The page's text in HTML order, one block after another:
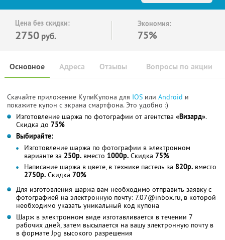
Цена без скидки:
2750 руб.
Экономия:
75%
Основное Отзывы Вопросы по акции
Адреса
Скачайте приложение КупиКупона для IOS или Android и
покажите купон с экрана смартфона. Это удобно :)
Изготовление шаржа по фотографии от агентства «Визард».
Скидка до 75%
Выбирайте:
Изготовление шаржа по фотографии в электронном
варианте за 250р. вместо 1000р. Скидка 75%
Написание шаржа в цвете, в технике пастель за 820р. вместо
2750р. Скидка 70%
Для изготовления шаржа вам необходимо отправить заявку с
фотографией на электронную почту: 7.07@inbox.ru, в которой
необходимо указать уникальный код купона
Шарж в электронном виде изготавливается в течении 7
рабочих дней, затем высылается на вашу электронную почту в
в формате Jpg высокого разрешения